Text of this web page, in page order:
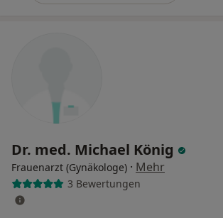
Dr. med. Michael König
Frauenarzt (Gynäkologe) · Mehr
3 Bewertungen